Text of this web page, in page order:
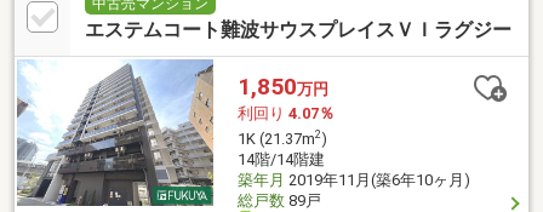
中古売マンション
エステムコート難波サウスプレイスＶＩラグジー
1,850万円
利回り 4.07％
1K (21.37m2)
14階/14階建
築年月 2019年11月(築6年10ヶ月)
総戸数89戸